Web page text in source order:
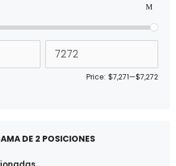
Price: $7,271—$7,272
DE 2 POSICIONES